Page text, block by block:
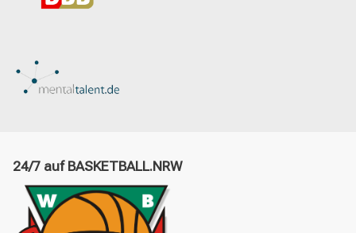
24/7 auf BASKETBALL.NRW